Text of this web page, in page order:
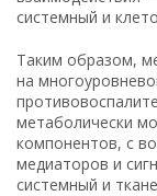
системный и
Таким образом,
на
метаболически
компонентов, с
медиаторов и
системный и